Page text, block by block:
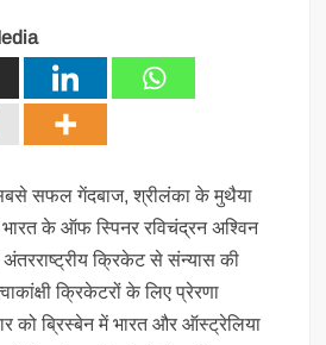
सफल गेंदबाज, श्रीलंका के मुथैया
भारत के ऑफ स्पिनर रविचंद्रन अश्विन
अंतरराष्ट्रीय क्रिकेट से संन्यास की
क्रिकेटरों के लिए प्रेरणा
को ब्रिस्बेन में भारत और ऑस्ट्रेलिया